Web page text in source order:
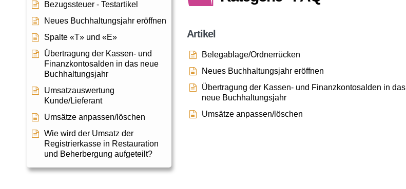
Bezugssteuer - Testartikel
Neues Buchhaltungsjahr eröffnen
Spalte «T» und «E»
Übertragung der Kassen- und
Finanzkontosalden in das neue
Buchhaltungsjahr
Umsatzauswertung
Kunde/Lieferant
Umsätze anpassen/löschen
Wie wird der Umsatz der
Registrierkasse in Restauration
und Beherbergung aufgeteilt?
Artikel
Belegablage/Ordnerrücken
Neues Buchhaltungsjahr eröffnen
Übertragung der Kassen- und Finanzkontosalden in das
neue Buchhaltungsjahr
Umsätze anpassen/löschen